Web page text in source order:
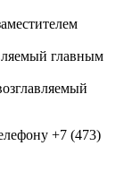
главным
+7 (473)